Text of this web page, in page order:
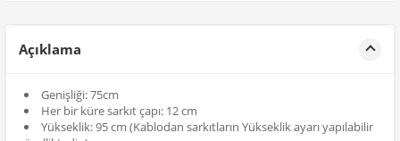
Açıklama
Genişliği: 75cm
Her bir küre sarkıt çapı: 12 cm
Yükseklik: 95 cm (Kablodan sarkıtların Yükseklik ayarı yapılabilir